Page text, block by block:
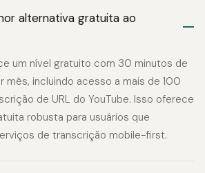
alternativa gratuita ao
um nível gratuito com 30 minutos de
mês, incluindo acesso a mais de 100
de URL do YouTube. Isso oferece
robusta para usuários que
de transcrição mobile-first.